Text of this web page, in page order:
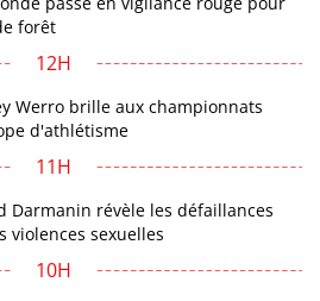
forêt
12H
Werro brille aux championnats
d'athlétisme
11H
Darmanin révèle les défaillances
violences sexuelles
10H